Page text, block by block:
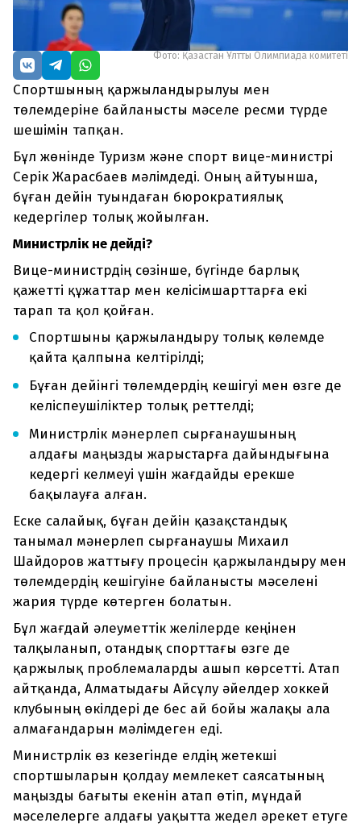
Фото: Қазақстан Ұлттық Олимпиада комитеті
Спортшының қаржыландырылуы мен
төлемдеріне байланысты мәселе ресми түрде
шешімін тапқан.
Бұл жөнінде Туризм және спорт вице-министрі
Серік Жарасбаев мәлімдеді. Оның айтуынша,
бұған дейін туындаған бюрократиялық
кедергілер толық жойылған.
Министрлік не дейді?
Вице-министрдің сөзінше, бүгінде барлық
қажетті құжаттар мен келісімшарттарға екі
тарап та қол қойған.
Спортшыны қаржыландыру толық көлемде
қайта қалпына келтірілді;
Бұған дейінгі төлемдердің кешігуі мен өзге де
келіспеушіліктер толық реттелді;
Министрлік мәнерлеп сырғанаушының
алдағы маңызды жарыстарға дайындығына
кедергі келмеуі үшін жағдайды ерекше
бақылауға алған.
Еске салайық, бұған дейін қазақстандық
танымал мәнерлеп сырғанаушы Михаил
Шайдоров жаттығу процесін қаржыландыру мен
төлемдердің кешігуіне байланысты мәселені
жария түрде көтерген болатын.
Бұл жағдай әлеуметтік желілерде кеңінен
талқыланып, отандық спорттағы өзге де
қаржылық проблемаларды ашып көрсетті. Атап
айтқанда, Алматыдағы Айсұлу әйелдер хоккей
клубының өкілдері де бес ай бойы жалақы ала
алмағандарын мәлімдеген еді.
Министрлік өз кезегінде елдің жетекші
спортшыларын қолдау мемлекет саясатының
маңызды бағыты екенін атап өтіп, мұндай
мәселелерге алдағы уақытта жедел әрекет етуге